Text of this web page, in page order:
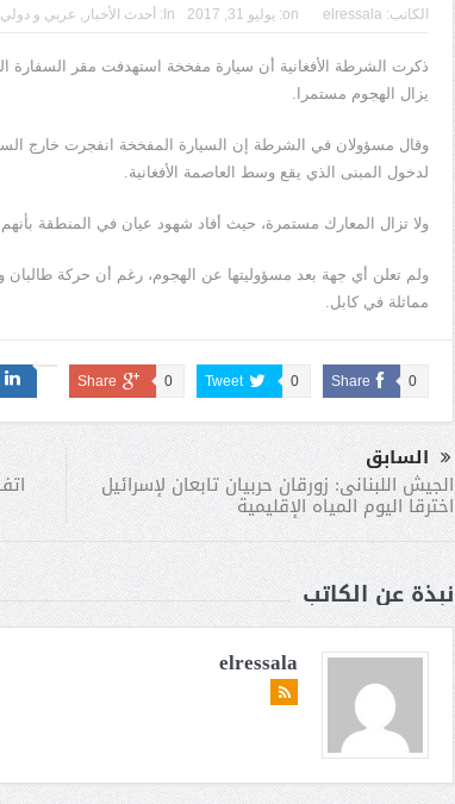
الكاتب: elressala
on: يوليو 31, 2017 In: أحدث الأخبار عربي و دولي
ذكرت الشرطة الأفغانية أن سيارة مفخخة استهدفت مقر السفارة
يزال الهجوم مستمرا.
وقال مسؤولان في الشرطة إن السيارة المفخخة انفجرت خارج
لدخول المبنى الذي يقع وسط العاصمة الأفغانية.
ولا تزال المعارك مستمرة، حيث أفاد شهود عيان في المنطقة
ولم تعلن أي جهة بعد مسؤوليتها عن الهجوم، رغم أن حركة
مماثلة في كابل.
Share 0
Tweet 0
Share 0
السابق
الجيش اللبنانى: زورقان حربيان تابعان لإسرائيل
اخترقا اليوم المياه الإقليمية
نبذة عن الكاتب
elressala